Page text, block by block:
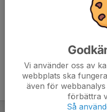
Vi använder oss av
webbplats ska
även för
förbättra
Så